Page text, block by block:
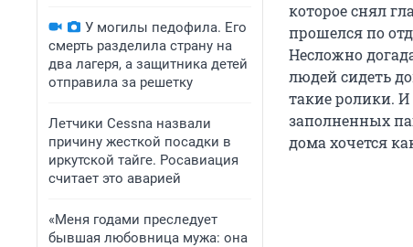
У могилы педофила. Его
смерть разделила страну на
два лагеря, а защитника детей
отправила за решетку
Летчики Cessna назвали
причину жесткой посадки в
иркутской тайге. Росавиация
считает это аварией
«Меня годами преследует
бывшая любовница мужа: она
которое снял
прошелся по
Несложно
людей сидеть
такие ролики.
заполненных
дома хочется